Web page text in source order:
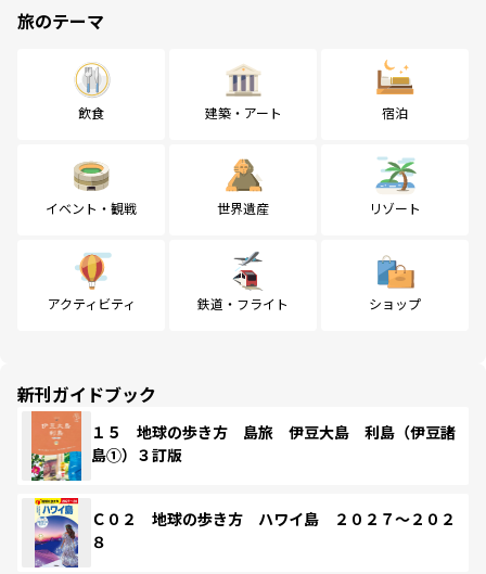
旅のテーマ
飲食 建築・アート 宿泊
イベント・観戦 世界遺産 リゾート
アクティビティ 鉄道・フライト ショップ
新刊ガイドブック
１５ 地球の歩き方 島旅 伊豆大島 利島（伊豆諸
島①）３訂版
Ｃ０２ 地球の歩き方 ハワイ島 ２０２７～２０２
８